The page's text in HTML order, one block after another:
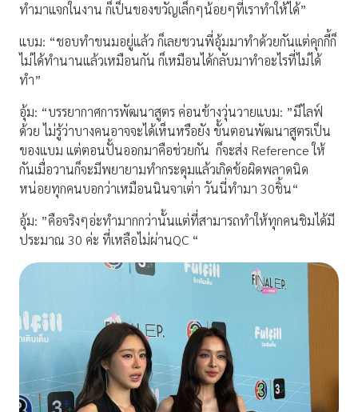
ทำมาแจกในงาน ก็เป็นของขวัญเล็กๆน้อยๆที่เราทำให้ได้”
แบม: “ชอบทำขนมอยู่แล้ว ก็เลยชวนพี่อุ้มมาทำด้วยกันแต่คุกกี้ก็
ไม่ได้ทำนานแล้วเหมือนกัน ก็เหมือนได้กลับมาทำอะไรที่ไม่ได้
ทำ”
อุ้ม: “บรรยากาศการพัฒนาสูตร ค่อนข้างวุ่นวายแบม: ”มีไลฟ์
ด้วย ไม่รู้ว่าบางคนอาจจะได้เห็นหรือยัง ขั้นตอนพัฒนาสูตรเป็น
ของแบม แต่ตอนปั้นออกมาคือช่วยกัน ก็จะส่ง Reference ให้
กันเมื่อวานก็จะมีพยายามทำกระดุมแล้วเกิดข้อผิดพลาดนิด
หน่อยทุกคนบอกว่าเหมือนนินจาเต่า วันนี่ทำมา 30ชิ้น“
อุ้ม: ”คือจริงๆอ่ะทำมากกว่านั้นแต่ที่สามารถทำให้ทุกคนชิมได้มี
ประมาณ 30 ค่ะ ที่เหลือไม่ผ่านQC “